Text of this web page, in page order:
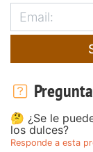
🤔 ¿Se le
los dulces?
Responde a esta